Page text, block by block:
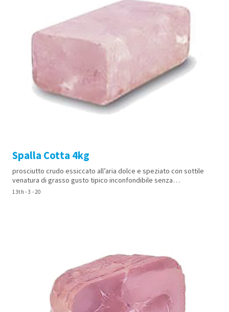
Spalla Cotta 4kg
prosciutto crudo essiccato all’aria dolce e speziato con sottile
venatura di grasso gusto tipico inconfondibile senza…
13th - 3 - 20